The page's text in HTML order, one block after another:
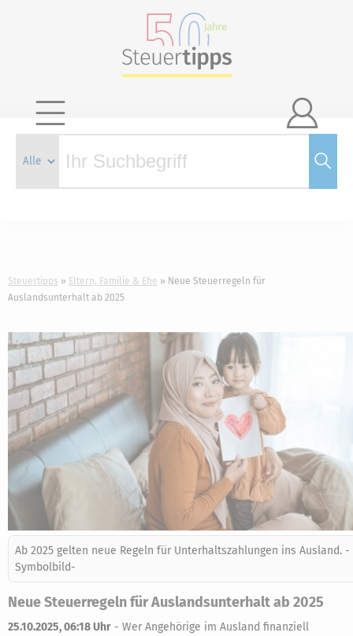

Steuertipps Eltern, Familie & Ehe
Neue Steuerregeln für
Auslandsunterhalt ab 2025
Ab 2025 gelten neue Regeln für Unterhaltszahlungen ins Ausland. -
Symbolbild-
Neue Steuerregeln für Auslandsunterhalt ab 2025
25.10.2025, 06:18 Uhr - Wer Angehörige im Ausland finanziell